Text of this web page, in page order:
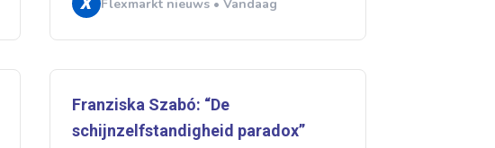
Flexmarkt nieuws • Vandaag
Franziska Szabó: “De
schijnzelfstandigheid paradox”
je mailbox